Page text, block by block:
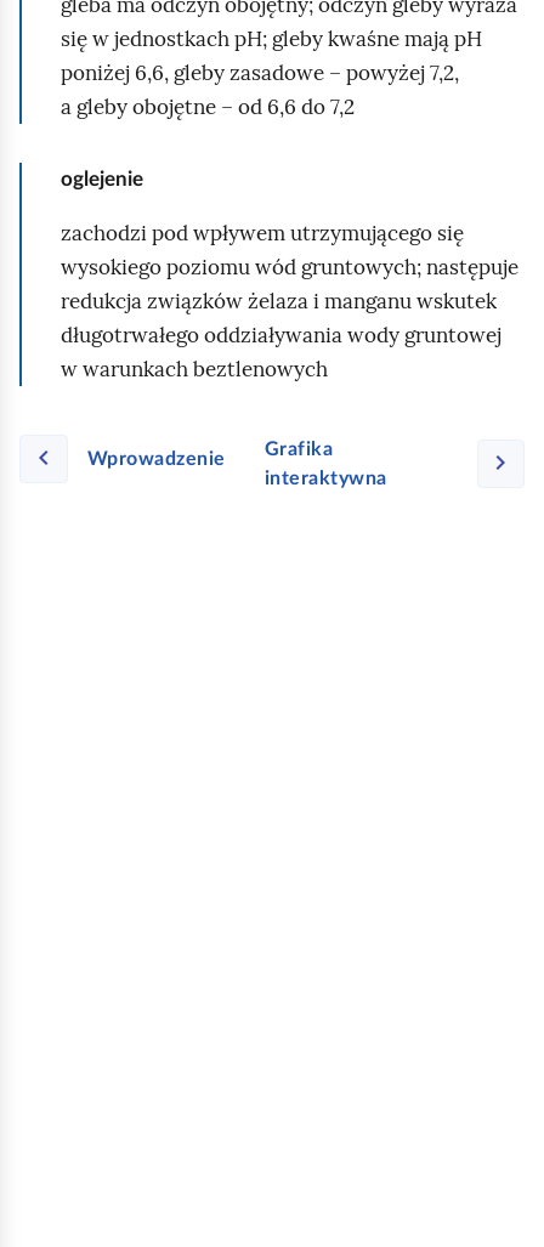
się w jednostkach pH; gleby kwaśne mają pH
poniżej 6,6, gleby zasadowe – powyżej 7,2,
a gleby obojętne – od 6,6 do 7,2
oglejenie
zachodzi pod wpływem utrzymującego się
wysokiego poziomu wód gruntowych; następuje
redukcja związków żelaza i manganu wskutek
długotrwałego oddziaływania wody gruntowej
w warunkach beztlenowych
Wprowadzenie
Grafika
interaktywna